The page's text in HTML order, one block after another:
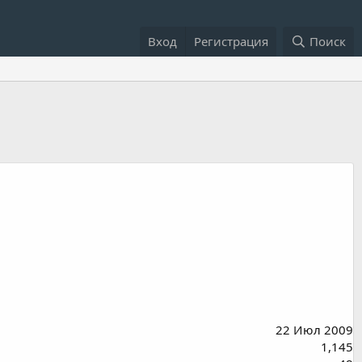
Вход Регистрация Поиск
22 Июл 2009
1,145